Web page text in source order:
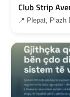
Club Strip
📍 Plepat, Plazh